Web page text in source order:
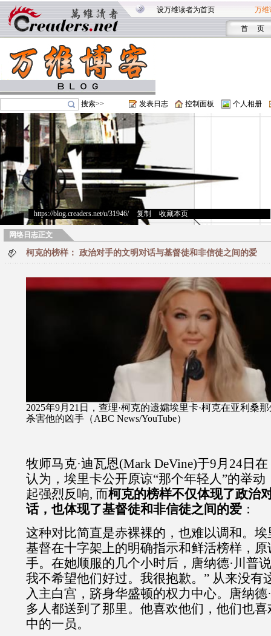
设万维读者为首页 万维
首 页
搜索>> 发表日志 控制面板 个人相册
https://blog.creaders.net/u/31946/> 复制 收藏本页
网络日志正文
柯克的榜样： 政治对手的文明对话与基督徒和非信徒之间的爱
2025年9月21日，查理·柯克的遗孀埃里卡·柯克在亚利桑
杀害他的凶手（ABC News/YouTube）
牧师马克·迪瓦恩(Mark DeVine)于9月 24日
认为，埃里卡公开原谅“那个年轻人”的举
起强烈反响, 而柯克的榜样不仅体现了政治
话，也体现了基督徒和非信徒之间的爱 ：
这种对比简直是赤裸裸的，也难以调和。埃
基督在十字架上的明确指示和鲜活榜样，
手。在她顺服的几个小时后，唐纳德·川普
我不希望他们好过。我很抱歉。” 从来没有
入主白宫，跻身华盛顿的权力中心。唐纳德
多人都送到了那里。他喜欢他们，他们也
中的一员。